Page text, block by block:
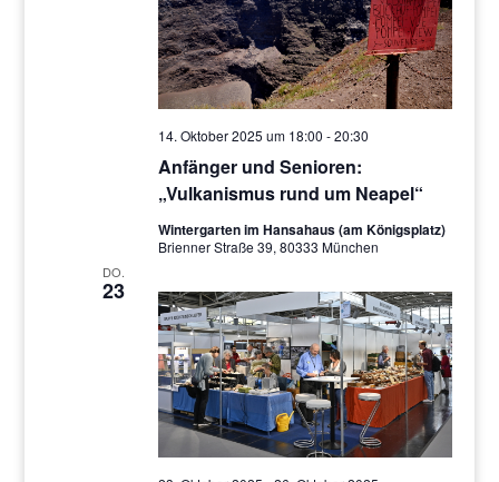
Anfänger und Senioren:
„Vulkanismus rund um Neapel“
14. Oktober 2025 um 18:00 -20:30
Wintergarten im Hansahaus (am Königsplatz)
Brienner Straße 39, 80333 München
DO.
23